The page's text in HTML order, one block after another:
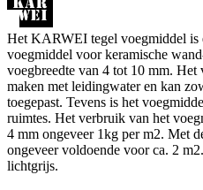
Het KARWEI tegel voegmiddel is
voegmiddel voor keramische
voegbreedte van 4 tot 10 mm.
maken met leidingwater en kan
toegepast. Tevens is het
ruimtes. Het verbruik van het
4 mm ongeveer 1kg per m2. Met
ongeveer voldoende voor ca. 2
lichtgrijs.